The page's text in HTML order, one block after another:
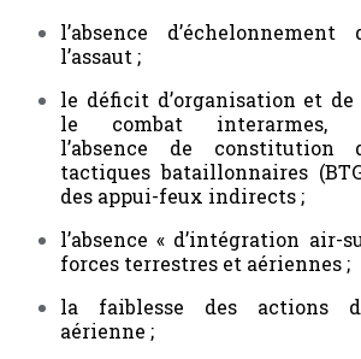
l’absence
l’assaut ;
le déficit d’organisation et
le combat interarmes,
l’absence de constitution
tactiques bataillonnaires
des appui-feux indirects ;
l’absence « d’intégration air-
forces terrestres et aériennes ;
la faiblesse des actions
aérienne ;